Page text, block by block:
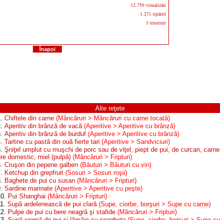
12.759 vizualizări
1.271 tipăriri
3 trimiteri
Înapoi
Alte reţete
Chiftele din carne (Mâncăruri > Mâncăruri cu carne tocată)
Aperitiv din brânză de vacă (Aperitive > Aperitive cu brânză)
Aperitiv din brânză de burduf (Aperitive > Aperitive cu brânză)
Tartine cu pastă din ouă fierte tari (Aperitive > Sandviciuri)
Şniţel umplut cu muşchi de porc sau de viţel, piept de pui, de curcan,
domestic, miel (pulpă) (Mâncăruri > Fripturi)
Cruşon din pepene galben (Băuturi > Băuturi cu vin)
Ketchup din grepfruit (Sosuri > Sosuri roşii)
Baghete de pui cu susan (Mâncăruri > Fripturi)
Sardine marinate (Aperitive > Aperitive cu peşte)
Pui Shanghai (Mâncăruri > Fripturi)
Supă ardelenească de pui clară (Supe, ciorbe, borşuri > Supe cu carne)
Pulpe de pui cu bere neagră şi stafide (Mâncăruri > Fripturi)